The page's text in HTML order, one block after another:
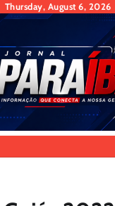
Thursday, August 6, 2026